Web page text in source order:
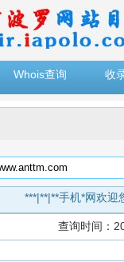
Whois查询 收
***|**|**手机*网欢迎
查询时间：